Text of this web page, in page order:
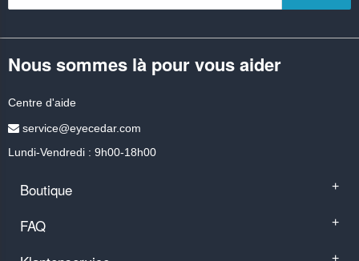
Nous sommes là pour vous aider
Centre d'aide
service@eyecedar.com
Lundi-Vendredi : 9h00-18h00
Boutique +
FAQ +
+